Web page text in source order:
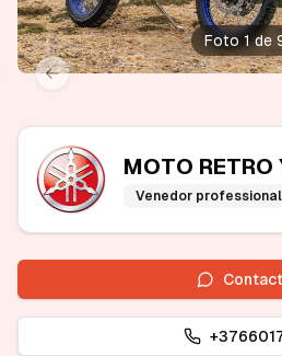
Previous slide
slide
Foto 1 de
MOTO RETRO
Venedor professional